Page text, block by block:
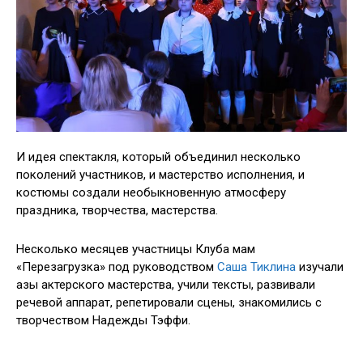
И идея спектакля, который объединил несколько
поколений участников, и мастерство исполнения, и
костюмы создали необыкновенную атмосферу
праздника, творчества, мастерства.
Несколько месяцев участницы Клуба мам
«Перезагрузка» под руководством Саша Тиклина изучали
азы актерского мастерства, учили тексты, развивали
речевой аппарат, репетировали сцены, знакомились с
творчеством Надежды Тэффи.